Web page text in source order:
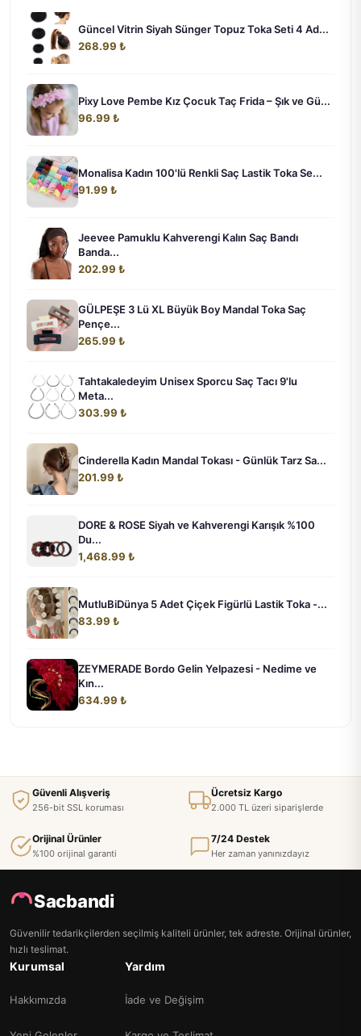
Güncel Vitrin Siyah Sünger Topuz Toka Seti 4 Ad...
268.99 ₺
Pixy Love Pembe Kız Çocuk Taç Frida – Şık ve Gü...
96.99 ₺
Monalisa Kadın 100'lü Renkli Saç Lastik Toka Se...
91.99 ₺
Jeevee Pamuklu Kahverengi Kalın Saç Bandı
Banda...
202.99 ₺
GÜLPEŞE 3 Lü XL Büyük Boy Mandal Toka Saç
Pençe...
265.99 ₺
Tahtakaledeyim Unisex Sporcu Saç Tacı 9'lu
Meta...
303.99 ₺
Cinderella Kadın Mandal Tokası - Günlük Tarz Sa...
201.99 ₺
DORE & ROSE Siyah ve Kahverengi Karışık %100
Du...
1,468.99 ₺
MutluBiDünya 5 Adet Çiçek Figürlü Lastik Toka -...
83.99 ₺
ZEYMERADE Bordo Gelin Yelpazesi - Nedime ve
Kın...
634.99 ₺
Güvenli Alışveriş
256-bit SSL koruması
Ücretsiz Kargo
2.000 TL üzeri siparişlerde
Orijinal Ürünler
%100 orijinal garanti
7/24 Destek
Her zaman yanınızdayız
Sacbandi
Güvenilir tedarikçilerden seçilmiş kaliteli ürünler, tek adreste. Orijinal ürünler,
hızlı teslimat.
Kurumsal
Hakkımızda
Yardım
İade ve Değişim